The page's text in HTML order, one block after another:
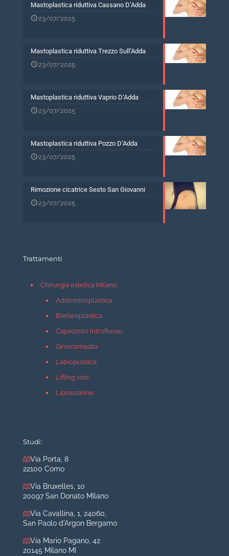
Mastoplastica riduttiva Cassano D’Adda
23/07/2025
Mastoplastica riduttiva Trezzo Sull’Adda
23/07/2025
Mastoplastica riduttiva Vaprio D’Adda
23/07/2025
Mastoplastica riduttiva Pozzo D’Adda
23/07/2025
Rimozione cicatrice Sesto San Giovanni
23/07/2025
Trattamenti
Chirurgia estetica Milano
Addominoplastica
Blefaroplastica
Capezzolo introflesso
Ginecomastia
Labioplastica
Lifting viso
Liposuzione
Mastopessi
Rinoplastica
Medicina estetica Milano
Acido ialuronico viso
Aumento labbra
Filler
Studi:
Via Porta, 8
22100 Como
Via Bruxelles, 10
20097 San Donato Milano
Via Cavallina, 1, 24060,
San Paolo d'Argon Bergamo
Via Mario Pagano, 42
20145 Milano MI